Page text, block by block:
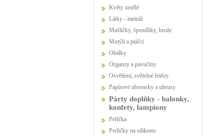
Květy umělé
Látky - metráž
Mašličky, špendlíky, brože
Motýli a ptáčci
Obálky
Organzy a pavučiny
Osvětlení, světelné řetězy
Papírové ubrousky a ubrusy
Párty doplňky - balonky,
konfety, lampiony
Peříčka
Perličky na silikonu